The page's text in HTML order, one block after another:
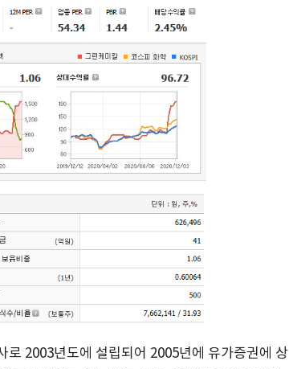
2003년도에 설립되어 2005년에 유가증권에 상